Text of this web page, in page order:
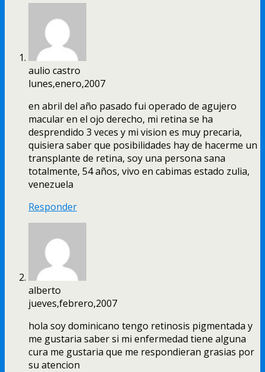
aulio castro
lunes,enero,2007
en abril del año pasado fui operado de agujero
macular en el ojo derecho, mi retina se ha
desprendido 3 veces y mi vision es muy precaria,
quisiera saber que posibilidades hay de hacerme un
transplante de retina, soy una persona sana
totalmente, 54 años, vivo en cabimas estado zulia,
venezuela
Responder
alberto
jueves,febrero,2007
hola soy dominicano tengo retinosis pigmentada y
me gustaria saber si mi enfermedad tiene alguna
cura me gustaria que me respondieran grasias por
su atencion